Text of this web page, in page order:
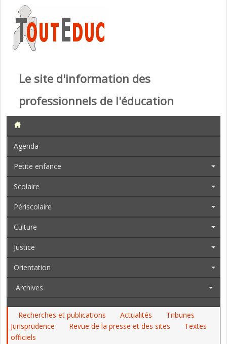
Le site d'information des
professionnels de l'éducation
Agenda
Petite enfance
Scolaire
Périscolaire
Culture
Justice
Orientation
Archives
Recherches et publications Actualités
Tribunes
Jurisprudence
Revue de la presse et des sites
Textes
officiels